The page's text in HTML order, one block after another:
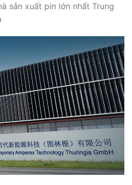
sản xuất pin lớn nhất Trung